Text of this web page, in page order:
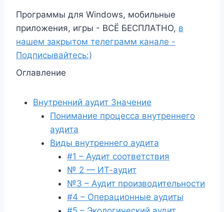
Программы для Windows, мобильные
приложения, игры - ВСЁ БЕСПЛАТНО, в
нашем закрытом телеграмм канале -
Подписывайтесь:)
Оглавление
Внутренний аудит Значение
Понимание процесса внутреннего
аудита
Виды внутреннего аудита
#1 – Аудит соответствия
№ 2 — ИТ-аудит
№3 – Аудит производительности
#4 – Операционные аудиты